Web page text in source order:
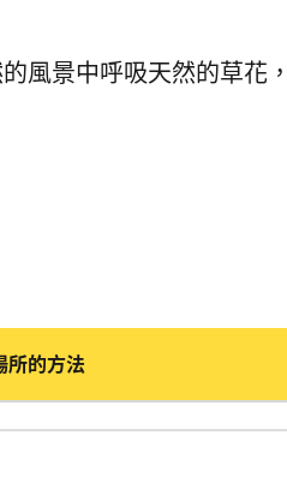
風景中呼吸天然的草花
所的方法